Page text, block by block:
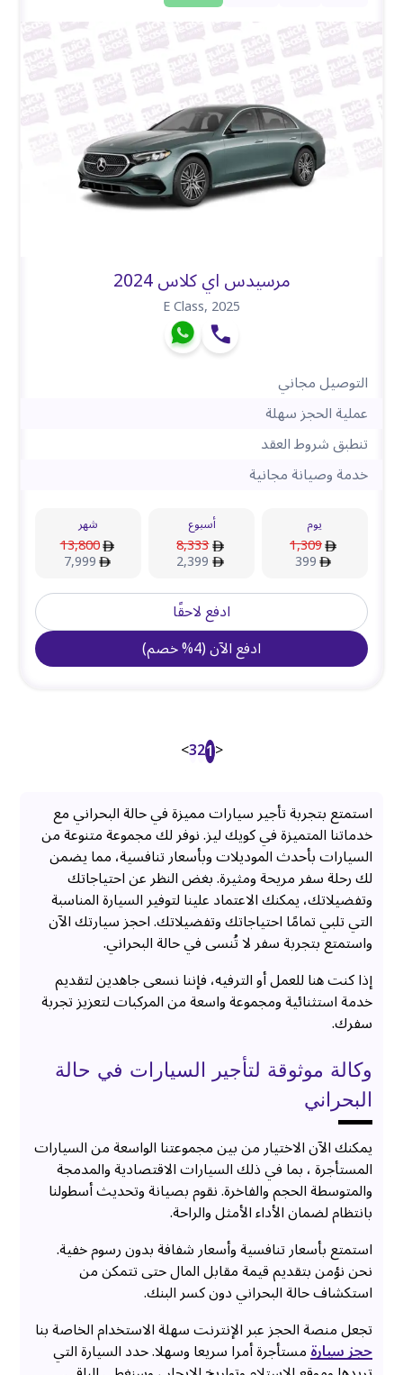
مرسيدس اي كلاس 2024
E Class,2025
التوصيل مجاني
عملية الحجز سهلة
تنطبق شروط العقد
خدمة وصيانة مجانية
يوم
1,309
399
أسبوع
8,333
2,399
شهر
13,800
7,999
ادفع لاحقًا
ادفع الآن(
4
%خصم)
<
1
2
3
>
استمتع بتجربة تأجير سيارات مميزة في حالة البحراني مع
خدماتنا المتميزة في كويك ليز. نوفر لك مجموعة متنوعة من
السيارات بأحدث الموديلات وبأسعار تنافسية، مما يضمن
لك رحلة سفر مريحة ومثيرة. بغض النظر عن احتياجاتك
وتفضيلاتك، يمكنك الاعتماد علينا لتوفير السيارة المناسبة
التي تلبي تمامًا احتياجاتك وتفضيلاتك. احجز سيارتك الآن
واستمتع بتجربة سفر لا تُنسى في حالة البحراني.
إذا كنت هنا للعمل أو الترفيه، فإننا نسعى جاهدين لتقديم
خدمة استثنائية ومجموعة واسعة من المركبات لتعزيز تجربة
سفرك.
وكالة موثوقة لتأجير السيارات في حالة
البحراني
يمكنك الآن الاختيار من بين مجموعتنا الواسعة من السيارات
المستأجرة ، بما في ذلك السيارات الاقتصادية والمدمجة
والمتوسطة الحجم والفاخرة. نقوم بصيانة وتحديث أسطولنا
بانتظام لضمان الأداء الأمثل والراحة.
استمتع بأسعار تنافسية وأسعار شفافة بدون رسوم خفية.
نحن نؤمن بتقديم قيمة مقابل المال حتى تتمكن من
استكشاف حالة البحراني دون كسر البنك.
تجعل منصة الحجز عبر الإنترنت سهلة الاستخدام الخاصة بنا
حجز سيارةمستأجرة أمرا سريعا وسهلا. حدد السيارة التي